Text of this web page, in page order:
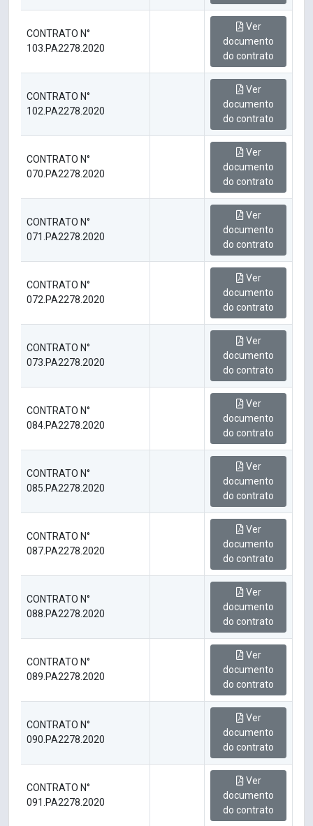
CONTRATO N°
103.PA2278.2020
Ver
documento
do contrato
CONTRATO N°
102.PA2278.2020
Ver
documento
do contrato
CONTRATO N°
070.PA2278.2020
Ver
documento
do contrato
CONTRATO N°
071.PA2278.2020
Ver
documento
do contrato
CONTRATO N°
072.PA2278.2020
Ver
documento
do contrato
CONTRATO N°
073.PA2278.2020
Ver
documento
do contrato
CONTRATO N°
084.PA2278.2020
Ver
documento
do contrato
CONTRATO N°
085.PA2278.2020
Ver
documento
do contrato
CONTRATO N°
087.PA2278.2020
Ver
documento
do contrato
CONTRATO N°
088.PA2278.2020
Ver
documento
do contrato
CONTRATO N°
089.PA2278.2020
Ver
documento
do contrato
CONTRATO N°
090.PA2278.2020
Ver
documento
do contrato
CONTRATO N°
091.PA2278.2020
Ver
documento
do contrato